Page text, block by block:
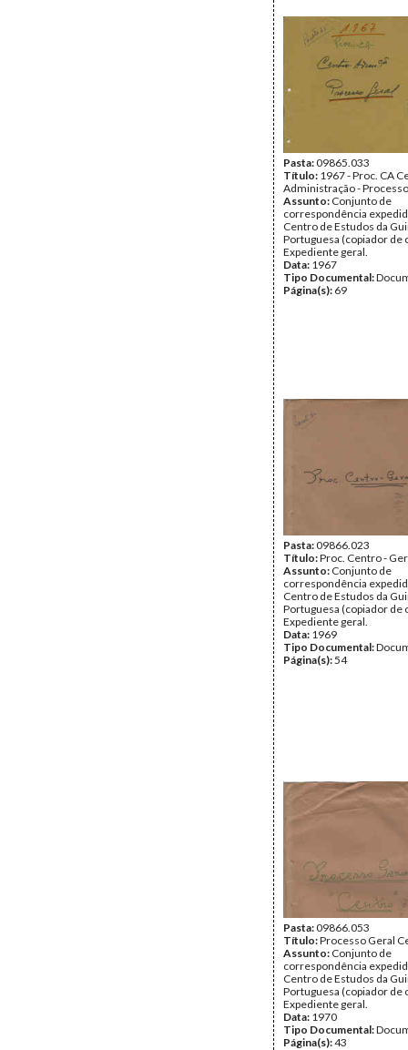
Pasta:09865.033
Título: 1967 - Proc. CA
Administração -
Assunto: Conjunto de
correspondência
Centro de Estudos da
Portuguesa (copiador de
Expediente geral.
Data: 1967
Tipo Documental:
Página(s): 69
Pasta:09866.023
Título:Proc. Centro -
Assunto: Conjunto de
correspondência
Centro de Estudos da
Portuguesa (copiador de
Expediente geral.
Data: 1969
Tipo Documental:
Página(s):54
Pasta:09866.053
Título:Processo Geral
Assunto: Conjunto de
correspondência
Centro de Estudos da
Portuguesa (copiador de
Expediente geral.
Data: 1970
Tipo Documental:
Página(s):43